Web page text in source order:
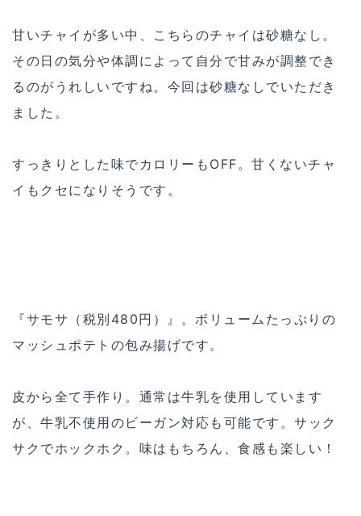
甘いチャイが多い中、こちらのチャイは砂糖なし。
その日の気分や体調によって自分で甘みが調整でき
るのがうれしいですね。今回は砂糖なしでいただき
ました。
すっきりとした味でカロリーもOFF。甘くないチャ
イもクセになりそうです。
『サモサ（税別480円）』。ボリュームたっぷりの
マッシュポテトの包み揚げです。
皮から全て手作り。通常は牛乳を使用しています
が、牛乳不使用のビーガン対応も可能です。サック
サクでホックホク。味はもちろん、食感も楽しい！